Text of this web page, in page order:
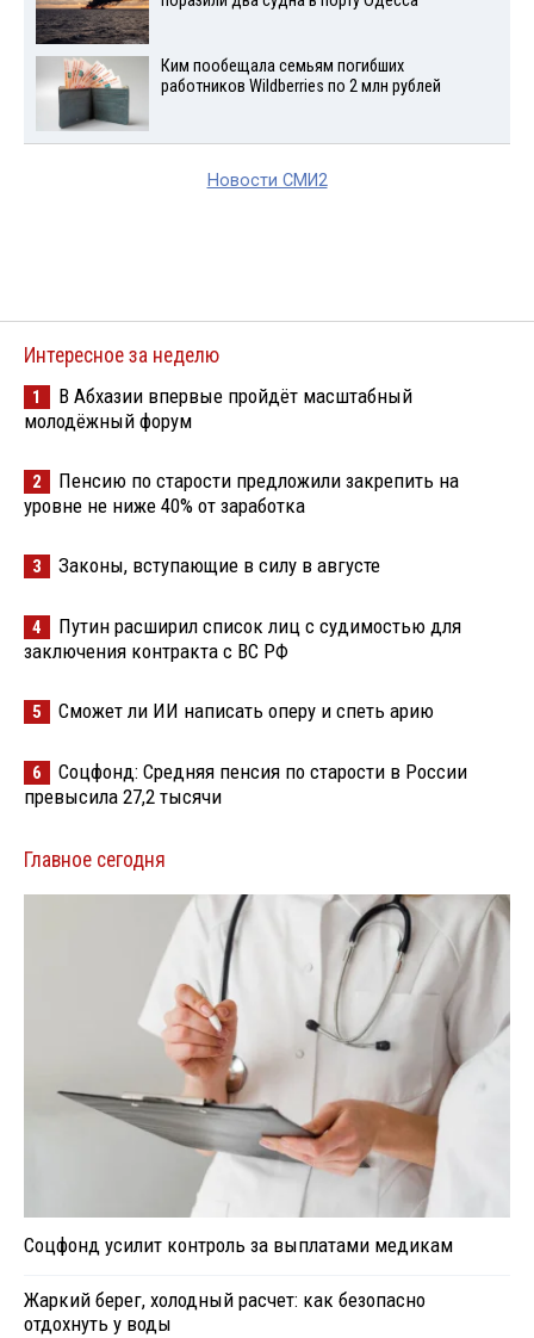
Ким пообещала семьям погибших
работников Wildberries по 2 млн рублей
Новости СМИ2
Интересное за неделю
1
В Абхазии впервые пройдёт масштабный
молодёжный форум
2
Пенсию по старости предложили закрепить на
уровне не ниже 40% от заработка
3 Законы, вступающие в силу в августе
4
Путин расширил список лиц с судимостью для
заключения контракта с ВС РФ
5 Сможет ли ИИ написать оперу и спеть арию
6
Соцфонд: Средняя пенсия по старости в России
превысила 27,2 тысячи
Главное сегодня
Соцфонд усилит контроль за выплатами медикам
Жаркий берег, холодный расчет: как безопасно
отдохнуть у воды